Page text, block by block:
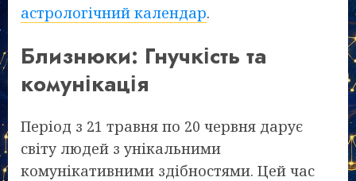
астрологічний календар.
Близнюки: Гнучкість та
комунікація
Період з 21 травня по 20 червня дарує
світу людей з унікальними
комунікативними здібностями. Цей час